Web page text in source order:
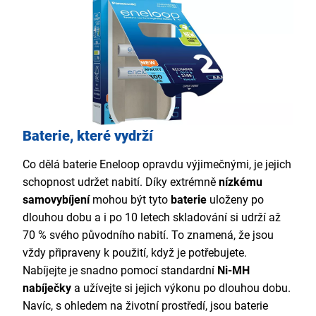
Baterie, které vydrží
Co dělá baterie Eneloop opravdu výjimečnými, je jejich
schopnost udržet nabití. Díky extrémně nízkému
samovybíjenímohou být tyto baterie uloženy po
dlouhou dobu a i po 10 letech skladování si udrží až
70 % svého původního nabití. To znamená, že jsou
vždy připraveny k použití, když je potřebujete.
Nabíjejte je snadno pomocí standardní Ni-MH
nabíječky a užívejte si jejich výkonu po dlouhou dobu.
Navíc, s ohledem na životní prostředí, jsou baterie